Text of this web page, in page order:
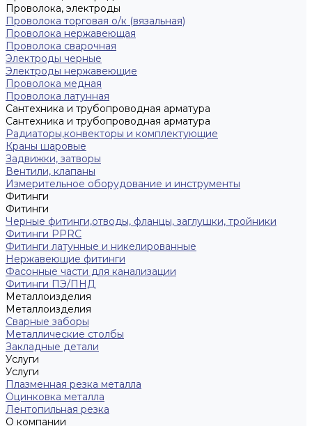
Проволока, электроды
Проволока торговая о/к (вязальная)
Проволока нержавеющая
Проволока сварочная
Электроды черные
Электроды нержавеющие
Проволока медная
Проволока латунная
Сантехника и трубопроводная арматура
Сантехника и трубопроводная арматура
Радиаторы,конвекторы и комплектующие
Краны шаровые
Задвижки, затворы
Вентили, клапаны
Измерительное оборудование и инструменты
Фитинги
Фитинги
Черные фитинги,отводы, фланцы, заглушки, тройники
Фитинги PPRC
Фитинги латунные и никелированные
Нержавеющие фитинги
Фасонные части для канализации
Фитинги ПЭ/ПНД
Металлоизделия
Металлоизделия
Сварные заборы
Металлические столбы
Закладные детали
Услуги
Услуги
Плазменная резка металла
Оцинковка металла
Лентопильная резка
О компании